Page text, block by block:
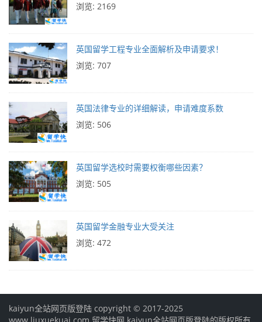
浏览: 2169
英国留学工程专业全面解析及申请要求！
浏览: 707
英国法律专业的详细解读，申请难度系数
浏览: 506
英国留学选校时需要权衡哪些因素？
浏览: 505
英国留学金融专业大受关注
浏览: 472
kaiyun全站网页版登陆 copyright © 2017-2025